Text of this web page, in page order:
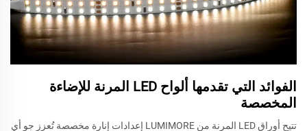
الفوائد التي تقدمها ألواح LED المرنة للإضاءة
المخصصة
تتيح أوراق LED المرنة من LUMIMORE إعدادات إنارة مخصصة تُعزز جو أي